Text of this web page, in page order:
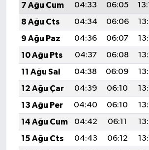
7 Ağu Cum
04:33 06:05
8 Ağu Cts
04:34 06:06
9 Ağu Paz
04:36 06:07
10 Ağu Pts
04:37 06:08
11 Ağu Sal
04:38 06:09
12 Ağu Çar
04:39 06:10
13 Ağu Per
04:40 06:10
14 Ağu Cum
04:42 06:11
15 Ağu Cts
04:43 06:12